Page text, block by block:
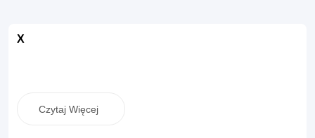
X
Czytaj Więcej